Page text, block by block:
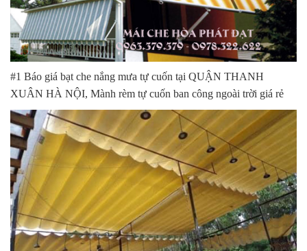
#1 Báo giá bạt che nắng mưa tự cuốn tại QUẬN THANH
XUÂN HÀ NỘI, Mành rèm tự cuốn ban công ngoài trời giá rẻ